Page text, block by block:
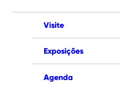
Visite
Exposições
Agenda